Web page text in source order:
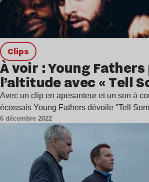
clips
À voir : Young
l’altitude avec « Tell
Avec un clip en apesanteur et un son à
écossais Young Fathers dévoile "Tell
6 décembre 2022